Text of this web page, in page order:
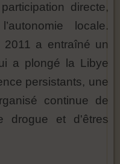
directe,
locale.
2011 a entraîné un
a plongé la Libye
persistants, une
continue de
drogue et d'êtres